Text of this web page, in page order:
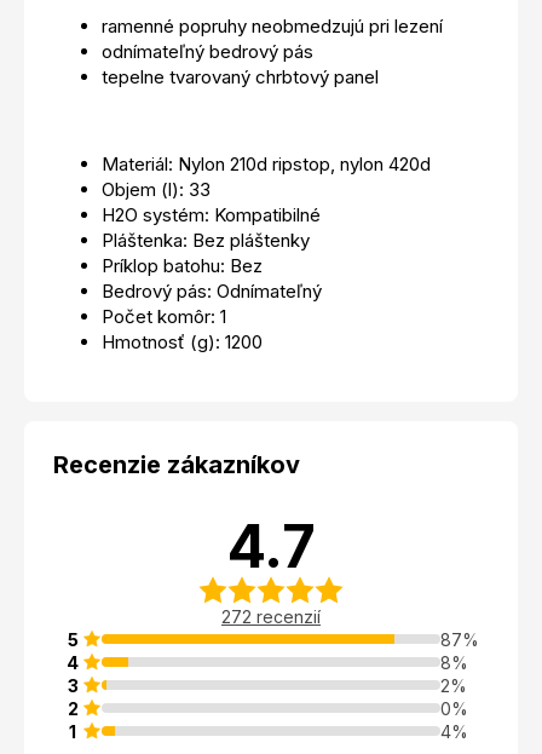
ramenné popruhy neobmedzujú pri lezení
odnímateľný bedrový pás
tepelne tvarovaný chrbtový panel
Materiál: Nylon 210d ripstop, nylon 420d
Objem (l): 33
H2O systém: Kompatibilné
Pláštenka: Bez pláštenky
Príklop batohu: Bez
Bedrový pás: Odnímateľný
Počet komôr: 1
Hmotnosť (g): 1200
Recenzie zákazníkov
4.7
272 recenzií
5
87%
4
8%
3
2%
2
0%
1
4%